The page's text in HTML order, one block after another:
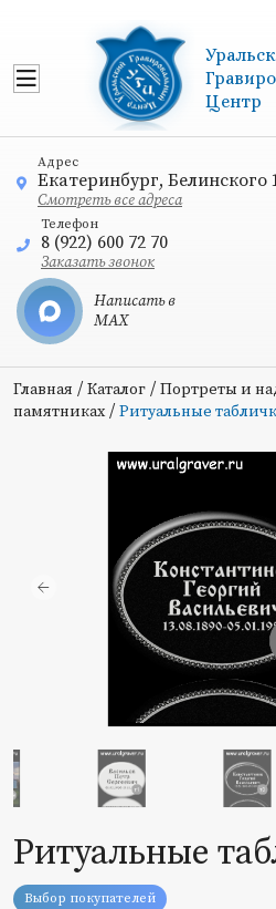
Центр
Адрес
Екатеринбург, Белинского
Смотреть все адреса
Телефон
8 (922) 600 72 70
Заказать звонок
Написать в
MAX
Главная / Каталог / Портреты и
памятниках/ Ритуальные
Ритуальные
Выбор покупателей